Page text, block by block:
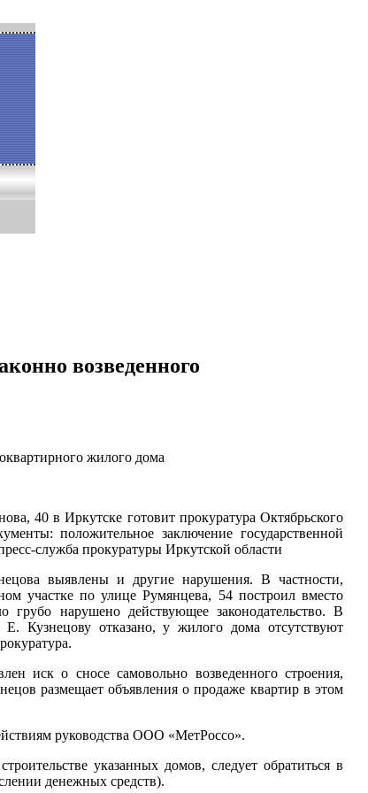
возведенного
жилого дома
40 в Иркутске готовит прокуратура Октябрьского
положительное заключение государственной
служба прокуратуры Иркутской области
выявлены и другие нарушения. В частности,
участке по улице Румянцева, 54 построил вместо
нарушено действующее законодательство. В
Е. Кузнецову отказано, у жилого дома отсутствуют
иск о сносе самовольно возведенного строения,
размещает объявления о продаже квартир в этом
руководства ООО «МетРоссо».
указанных домов, следует обратиться в
денежных средств).